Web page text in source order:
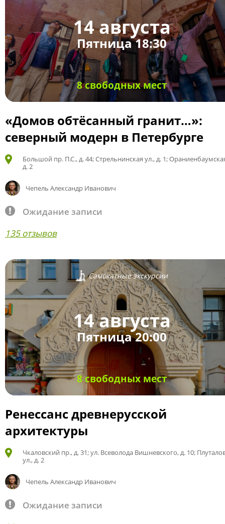
14 августа
Пятница 18:30
8 свободных мест
«Домов обтёсанный гранит…»:
северный модерн в Петербурге
Большой пр. П.С., д. 44; Стрельнинская ул., д. 1;
д. 2
Чепель Александр Иванович
Ожидание записи
135 отзывов
Самокатные экскурсии
14 августа
Пятница 20:00
8 свободных мест
Ренессанс древнерусской
архитектуры
Чкаловский пр., д. 31; ул. Всеволода Вишневского, д. 10;
ул., д. 2
Чепель Александр Иванович
Ожидание записи